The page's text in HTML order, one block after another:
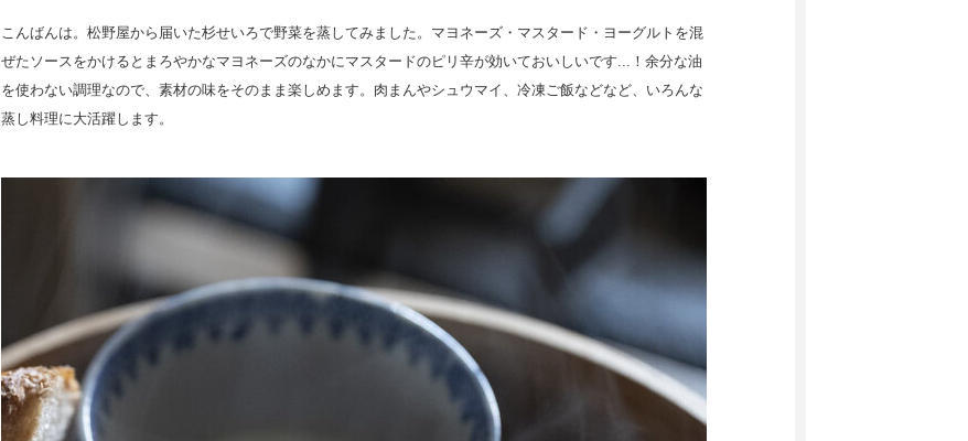
こんばんは。松野屋から届いた杉せいろで野菜を蒸してみました。マヨネーズ・マスタード・ヨーグルトを混
ぜたソースをかけるとまろやかなマヨネーズのなかにマスタードのピリ辛が効いておいしいです...！余分な油
を使わない調理なので、素材の味をそのまま楽しめます。肉まんやシュウマイ、冷凍ご飯などなど、いろんな
蒸し料理に大活躍します。